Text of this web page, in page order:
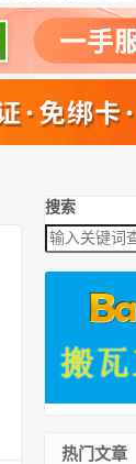
搜索
热门文章